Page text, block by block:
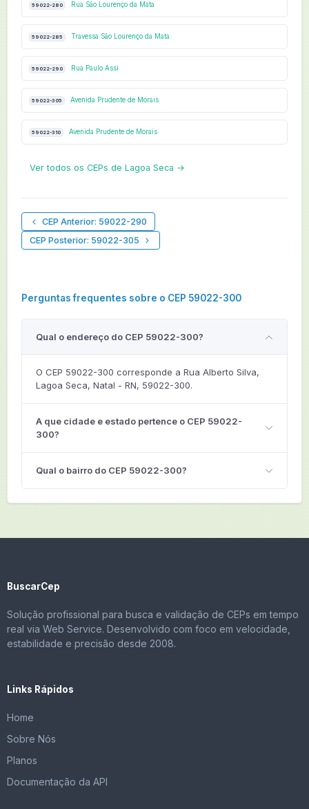
59022-280 Rua São Lourenço da Mata
59022-285 Travessa São Lourenço da Mata
59022-290 Rua Paulo Assi
59022-305 Avenida Prudente de Morais
59022-310 Avenida Prudente de Morais
Ver todos os CEPs de Lagoa Seca →
CEP Anterior: 59022-290
CEP Posterior: 59022-305
Perguntas frequentes sobre o CEP 59022-300
Qual o endereço do CEP 59022-300?
O CEP 59022-300 corresponde a Rua Alberto Silva,
Lagoa Seca, Natal - RN, 59022-300.
A que cidade e estado pertence o CEP 59022-
300?
Qual o bairro do CEP 59022-300?
BuscarCep
Solução profissional para busca e validação de CEPs em tempo
real via Web Service. Desenvolvido com foco em velocidade,
estabilidade e precisão desde 2008.
Links Rápidos
Home
Sobre Nós
Planos
Documentação da API